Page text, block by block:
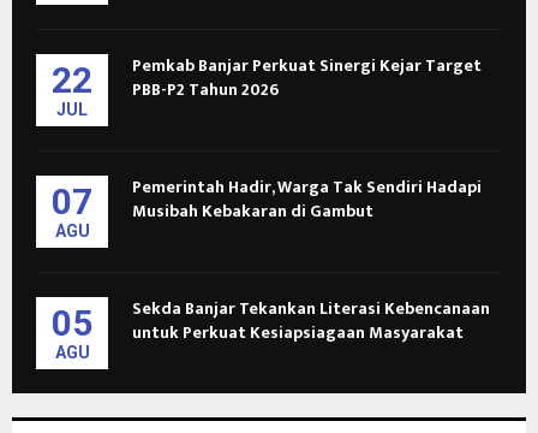
22
JUL
Pemkab Banjar Perkuat Sinergi Kejar Target
PBB-P2 Tahun 2026
07
AGU
Pemerintah Hadir, Warga Tak Sendiri Hadapi
Musibah Kebakaran di Gambut
05
AGU
Sekda Banjar Tekankan Literasi Kebencanaan
untuk Perkuat Kesiapsiagaan Masyarakat